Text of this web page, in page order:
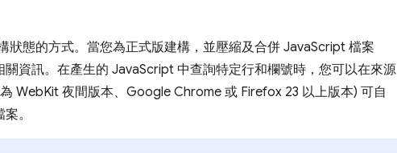
態的方式。當您為正式版建構，並壓縮及合併 JavaScript 檔案
資訊。在產生的 JavaScript 中查詢特定行和欄號時，您可以在來源
WebKit 夜間版本、Google Chrome 或 Firefox 23 以上版本) 可自
。